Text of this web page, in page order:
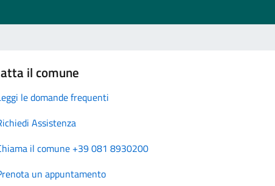
il comune
le domande frequenti
Assistenza
il comune +39 081 8930200
un appuntamento